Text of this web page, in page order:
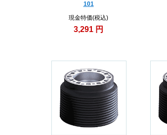
101
現金特価(税込)
3,291 円